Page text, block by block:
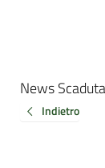
News Scaduta
Indietro